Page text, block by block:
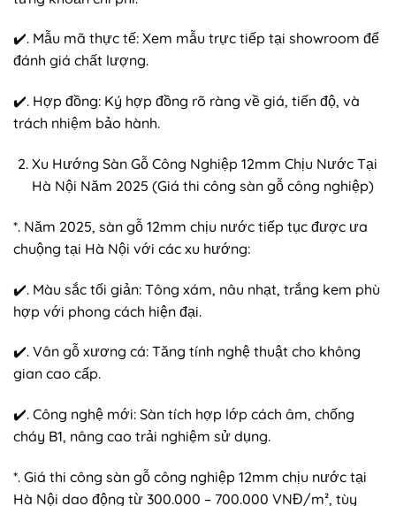
✔️. Mẫu mã thực tế: Xem mẫu trực tiếp tại showroom để
đánh giá chất lượng.
✔️. Hợp đồng: Ký hợp đồng rõ ràng về giá, tiến độ, và
trách nhiệm bảo hành.
Xu Hướng Sàn Gỗ Công Nghiệp 12mm Chịu Nước Tại
Hà Nội Năm 2025 (Giá thi công sàn gỗ công nghiệp)
*. Năm 2025, sàn gỗ 12mm chịu nước tiếp tục được ưa
chuộng tại Hà Nội với các xu hướng:
✔️. Màu sắc tối giản: Tông xám, nâu nhạt, trắng kem phù
hợp với phong cách hiện đại.
✔️. Vân gỗ xương cá: Tăng tính nghệ thuật cho không
gian cao cấp.
✔️. Công nghệ mới: Sàn tích hợp lớp cách âm, chống
cháy B1, nâng cao trải nghiệm sử dụng.
*. Giá thi công sàn gỗ công nghiệp 12mm chịu nước tại
Hà Nội dao động từ 300.000 – 700.000 VNĐ/m², tùy